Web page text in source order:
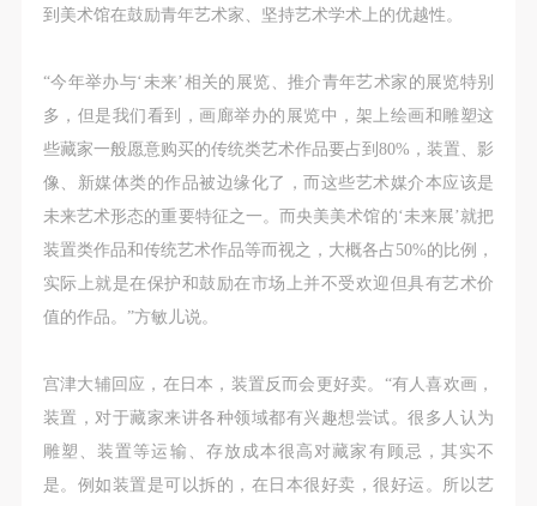
到美术馆在鼓励青年艺术家、坚持艺术学术上的优越性。
“今年举办与‘未来’相关的展览、推介青年艺术家的展览特别
多，但是我们看到，画廊举办的展览中，架上绘画和雕塑这
些藏家一般愿意购买的传统类艺术作品要占到80%，装置、影
像、新媒体类的作品被边缘化了，而这些艺术媒介本应该是
未来艺术形态的重要特征之一。而央美美术馆的‘未来展’就把
装置类作品和传统艺术作品等而视之，大概各占50%的比例，
实际上就是在保护和鼓励在市场上并不受欢迎但具有艺术价
值的作品。”方敏儿说。
宫津大辅回应，在日本，装置反而会更好卖。“有人喜欢画，
装置，对于藏家来讲各种领域都有兴趣想尝试。很多人认为
雕塑、装置等运输、存放成本很高对藏家有顾忌，其实不
是。例如装置是可以拆的，在日本很好卖，很好运。所以艺